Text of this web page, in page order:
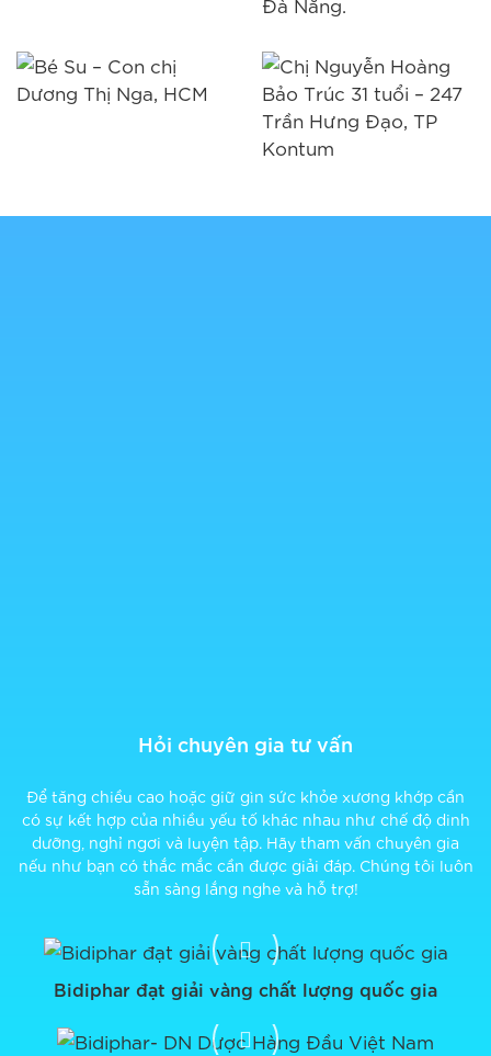
Hỏi chuyên gia tư vấn
Để tăng chiều cao hoặc giữ gìn sức khỏe xương khớp cần
có sự kết hợp của nhiều yếu tố khác nhau như chế độ dinh
dưỡng, nghỉ ngơi và luyện tập. Hãy tham vấn chuyên gia
nếu như bạn có thắc mắc cần được giải đáp. Chúng tôi luôn
sẵn sàng lắng nghe và hỗ trợ!
Bidiphar đạt giải vàng chất lượng quốc gia